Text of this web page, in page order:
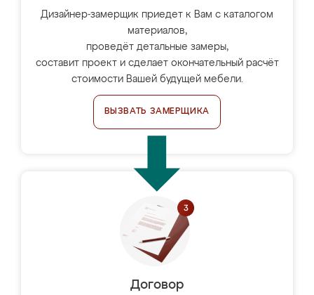
Дизайнер-замерщик приедет к Вам с каталогом
материалов,
проведёт детальные замеры,
составит проект и сделает окончательный расчёт
стоимости Вашей будущей мебели.
ВЫЗВАТЬ ЗАМЕРЩИКА
Договор